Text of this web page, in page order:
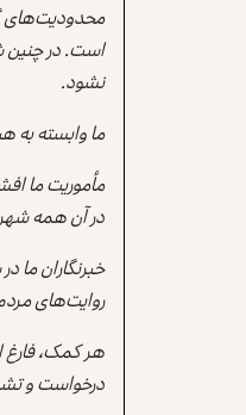
محدودیت‌های
است. در چنین
نشود.
ما وابسته به
مأموریت ما
در آن همه
خبرنگاران ما
روایت‌های
هر کمک، فارغ
درخواست و